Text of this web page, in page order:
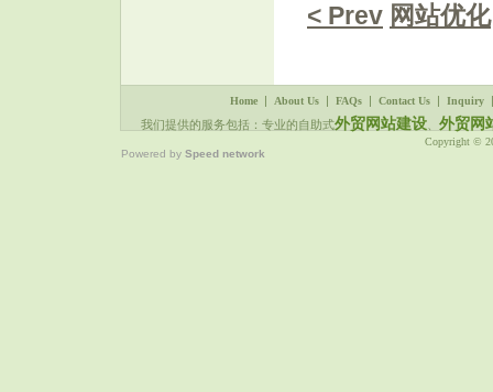
< Prev 网站优化
Home | About Us | FAQs | Contact Us | Inquiry
我们提供的服务包括：专业的自助式外贸网站建设、 外贸网
Copyright ©
Powered by Speed network